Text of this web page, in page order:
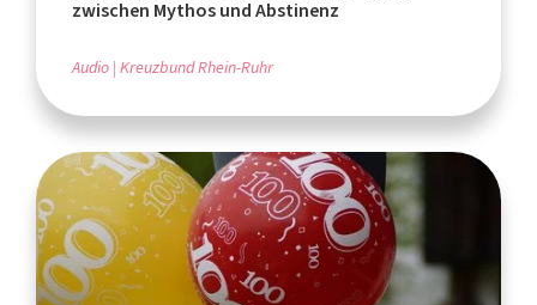
zwischen Mythos und Abstinenz
Audio Kreuzbund Rhein-Ruhr